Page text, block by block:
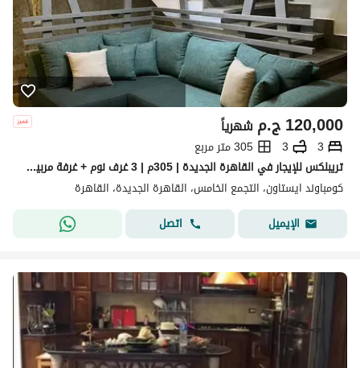
ج.م120,000 شهرياً
3
3
305 متر مربع
تريبلكس للإيجار في القاهرة الجديدة | 305م | 3 غرف نوم + غرفة مربية | ايستاون
كومباوند ايستاون، التجمع الخامس، القاهرة الجديدة، القاهرة
الإيميل
اتصل